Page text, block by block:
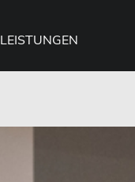
LEISTUNGEN